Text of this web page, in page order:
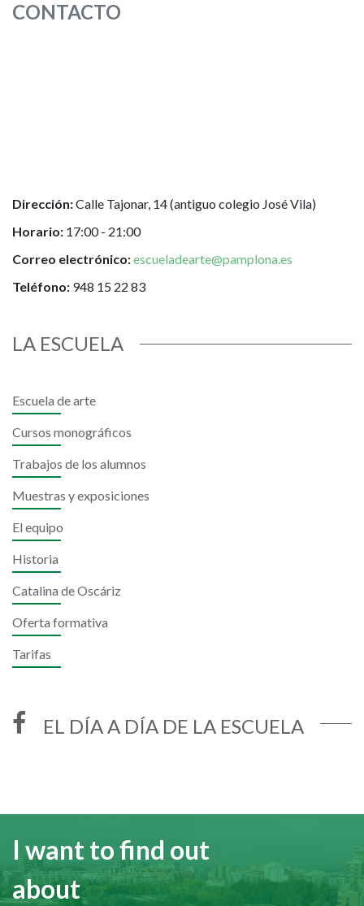
CONTACTO
Dirección:Calle Tajonar, 14 (antiguo colegio José Vila)
Horario: 17:00 - 21:00
Correo electrónico:escueladearte@pamplona.es
Teléfono: 948 15 22 83
LA ESCUELA
Escuela de arte
Cursos monográficos
Trabajos de los alumnos
Muestras y exposiciones
El equipo
Historia
Catalina de Oscáriz
Oferta formativa
Tarifas
EL DÍA A DÍA DE LA ESCUELA
I want to find out
about